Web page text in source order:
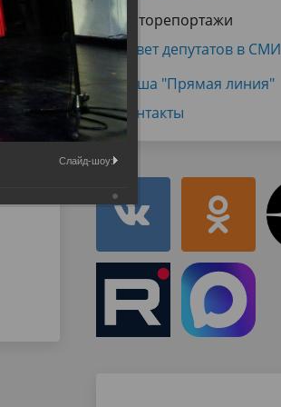
Муниципальная служба
Объявления
имущественного характера
Информационные материалы
Фоторепортажи
Совет депутатов в СМИ
Наша "Прямая линия"
Контакты
Слайд-шоу: